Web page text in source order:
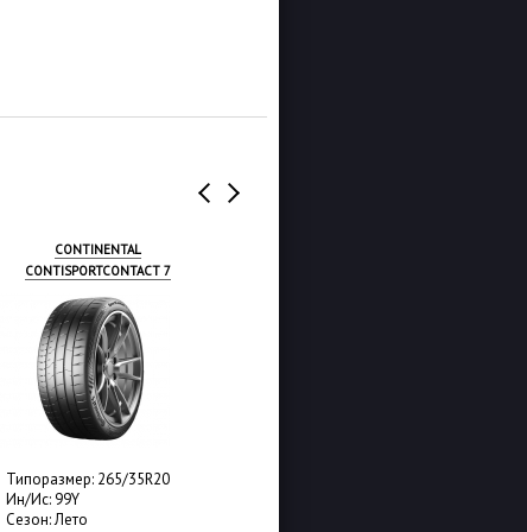
CONTINENTAL
CONTISPORTCONTACT 7
Типоразмер: 265/35R20
Ин/Ис: 99Y
Сезон: Лето